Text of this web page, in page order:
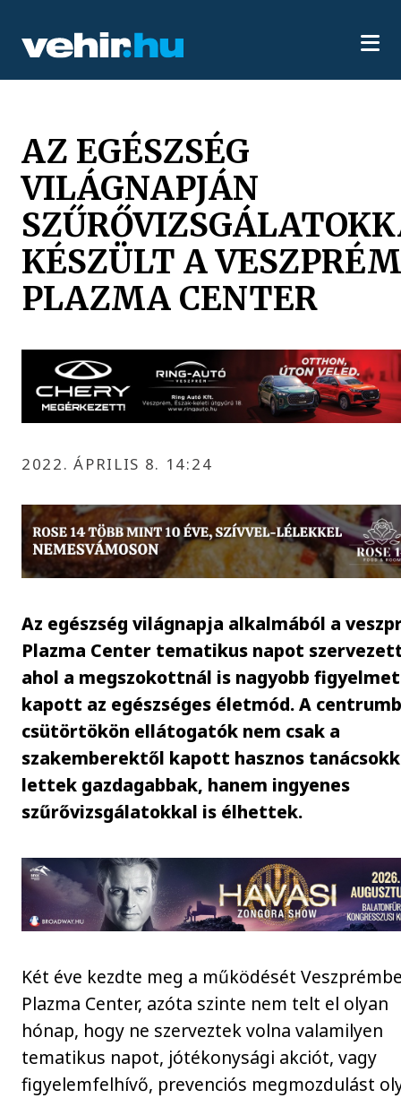
AZ EGÉSZSÉG
VILÁGNAPJÁN
KÉSZÜLT A
PLAZMA CENTER
2022. ÁPRILIS 8. 14:24
Az egészség világnapja alkalmából a
Plazma Center tematikus napot
ahol a megszokottnál is nagyobb figyelmet
kapott az egészséges életmód. A
csütörtökön ellátogatók nem csak a
szakemberektől kapott hasznos
lettek gazdagabbak, hanem ingyenes
szűrővizsgálatokkal is élhettek.
Két éve kezdte meg a működését
Plazma Center, azóta szinte nem telt el olyan
hónap, hogy ne szerveztek volna valamilyen
tematikus napot, jótékonysági akciót, vagy
figyelemfelhívő, prevenciós megmozdulást